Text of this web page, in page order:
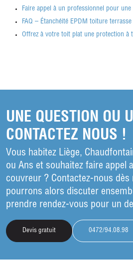
Faire appel à un professionnel pour une
FAQ – Étanchéité EPDM toiture terrasse
Offrez à votre toit plat une protection à
UNE QUESTION OU
CONTACTEZ NOUS !
Vous habitez Liège,
ou Ans et souhaitez faire appel
couvreur ? Contactez-nous dès
pourrons alors discuter
prendre rendez-vous pour un
Devis gratuit 0472/94.08.98